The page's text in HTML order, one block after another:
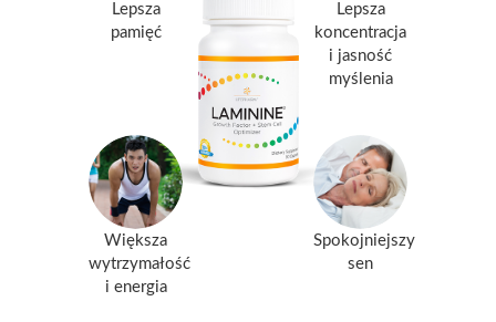
Lepsza
pamięć
Lepsza
koncentracja
i jasność
myślenia
Większa
wytrzymałość
i energia
Spokojniejszy
sen